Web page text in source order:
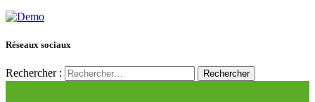
Réseaux sociaux
Rechercher :